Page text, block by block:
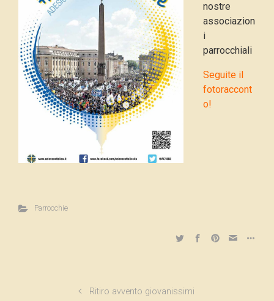
nostre
associazion
i
parrocchiali
Seguite il
fotoraccont
o!
Parrocchie
Ritiro avvento giovanissimi